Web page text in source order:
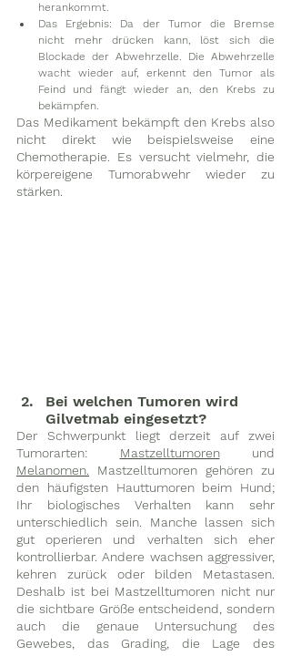
herankommt.
Das Ergebnis: Da der Tumor die Bremse
nicht mehr drücken kann, löst sich die
Blockade der Abwehrzelle. Die Abwehrzelle
wacht wieder auf, erkennt den Tumor als
Feind und fängt wieder an, den Krebs zu
bekämpfen.
Das Medikament bekämpft den Krebs also
nicht direkt wie beispielsweise eine
Chemotherapie. Es versucht vielmehr, die
körpereigene Tumorabwehr wieder zu
stärken.
Bei welchen Tumoren wird
Gilvetmab eingesetzt?
Der Schwerpunkt liegt derzeit auf zwei
Tumorarten: Mastzelltumoren
Melanomen. Mastzelltumoren gehören zu
den häufigsten Hauttumoren beim Hund;
Ihr biologisches Verhalten kann sehr
unterschiedlich sein. Manche lassen sich
gut operieren und verhalten sich eher
kontrollierbar. Andere wachsen aggressiver,
kehren zurück oder bilden Metastasen.
Deshalb ist bei Mastzelltumoren nicht nur
die sichtbare Größe entscheidend, sondern
auch die genaue Untersuchung des
Gewebes, das Grading, die Lage des